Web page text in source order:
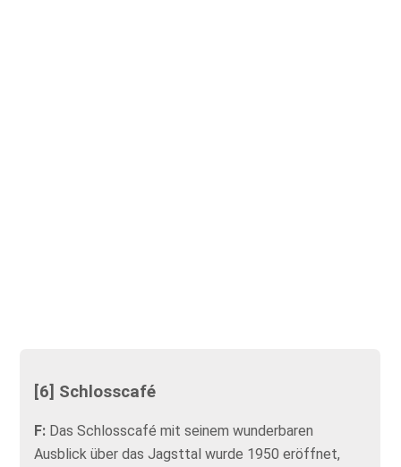
[6] Schlosscafé
F: Das Schlosscafé mit seinem wunderbaren
Ausblick über das Jagsttal wurde 1950 eröffnet,